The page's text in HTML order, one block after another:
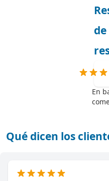
de
En
Qué dicen los